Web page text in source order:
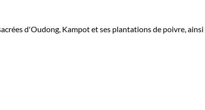
d'Oudong, Kampot et ses plantations de poivre, ainsi